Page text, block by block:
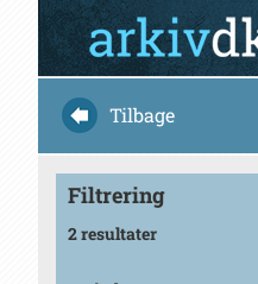
Tilbage
Filtrering
2 resultater